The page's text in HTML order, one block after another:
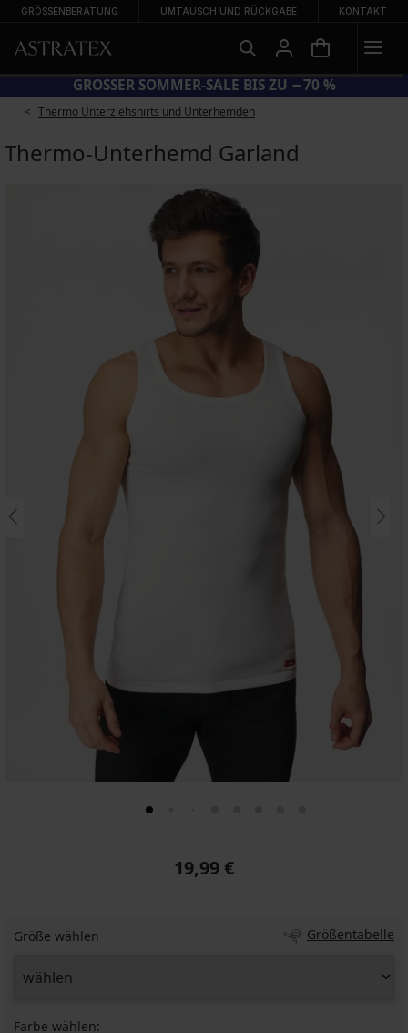
GRÖSSENBERATUNG UMTAUSCH UND RÜCKGABE KONTAKT
SUN20 = EXTRA −20 % AUF REDUZIERTE BADEMODE
Thermo Unterziehshirts und Unterhemden
Thermo-Unterhemd Garland
19,99 €
Größe wählen Größentabelle
Farbe wählen: